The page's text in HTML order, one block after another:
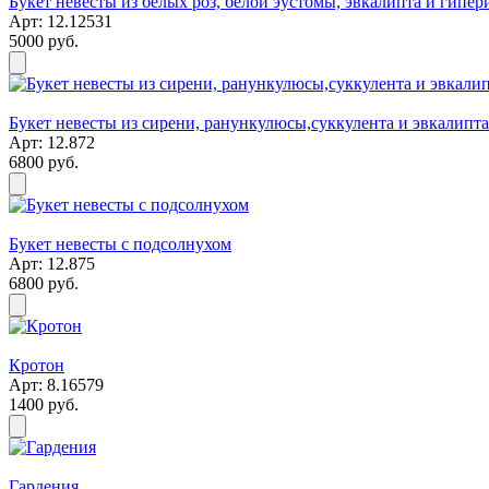
Арт: 12.12531
5000 руб.
Букет невесты из сирени, ранункулюсы,суккулента и эвкалипта
Арт: 12.872
6800 руб.
Букет невесты с подсолнухом
Арт: 12.875
6800 руб.
Кротон
Арт: 8.16579
1400 руб.